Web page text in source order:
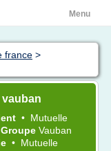
Menu
france >
• Mutuelle
Groupe Vauban
• Mutuelle